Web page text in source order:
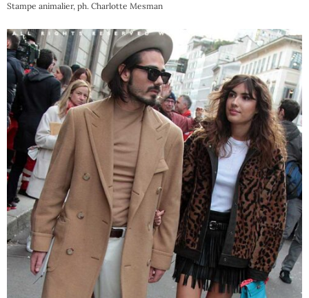
Stampe animalier, ph. Charlotte Mesman